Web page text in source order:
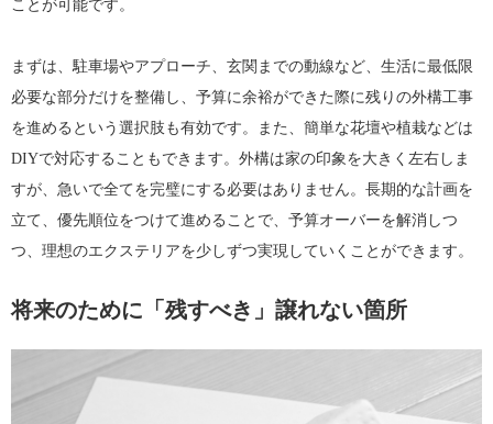
ことが可能です。
まずは、駐車場やアプローチ、玄関までの動線など、生活に最低限
必要な部分だけを整備し、予算に余裕ができた際に残りの外構工事
を進めるという選択肢も有効です。また、簡単な花壇や植栽などは
DIYで対応することもできます。外構は家の印象を大きく左右しま
すが、急いで全てを完璧にする必要はありません。長期的な計画を
立て、優先順位をつけて進めることで、予算オーバーを解消しつ
つ、理想のエクステリアを少しずつ実現していくことができます。
将来のために「残すべき」譲れない箇所